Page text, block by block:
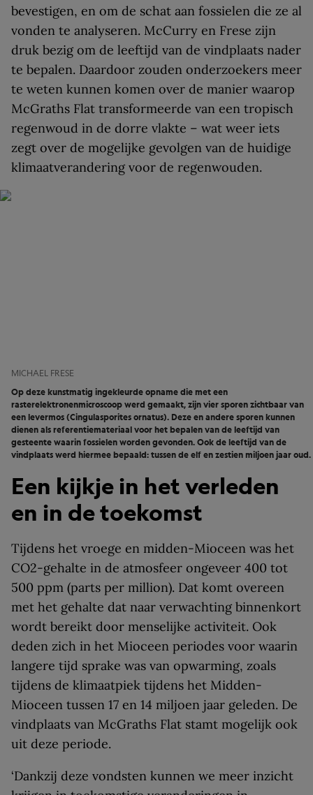
bevestigen, en om de schat aan fossielen die ze al
vonden te analyseren. McCurry en Frese zijn
druk bezig om de leeftijd van de vindplaats nader
te bepalen. Daardoor zouden onderzoekers meer
te weten kunnen komen over de manier waarop
McGraths Flat transformeerde van een tropisch
regenwoud in de dorre vlakte – wat weer iets
zegt over de mogelijke gevolgen van de huidige
klimaatverandering voor de regenwouden.
MICHAEL FRESE
Op deze kunstmatig ingekleurde opname die met een
rasterelektronenmicroscoop werd gemaakt, zijn vier sporen zichtbaar van
een levermos (Cingulasporites ornatus). Deze en andere sporen kunnen
dienen als referentiemateriaal voor het bepalen van de leeftijd van
gesteente waarin fossielen worden gevonden. Ook de leeftijd van de
vindplaats werd hiermee bepaald: tussen de elf en zestien miljoen jaar oud.
Een kijkje in het verleden
en in de toekomst
Tijdens het vroege en midden-Mioceen was het
CO2-gehalte in de atmosfeer ongeveer 400 tot
500 ppm (parts per million). Dat komt overeen
met het gehalte dat naar verwachting binnenkort
wordt bereikt door menselijke activiteit. Ook
deden zich in het Mioceen periodes voor waarin
langere tijd sprake was van opwarming, zoals
tijdens de klimaatpiek tijdens het Midden-
Mioceen tussen 17 en 14 miljoen jaar geleden. De
vindplaats van McGraths Flat stamt mogelijk ook
uit deze periode.
‘Dankzij deze vondsten kunnen we meer inzicht